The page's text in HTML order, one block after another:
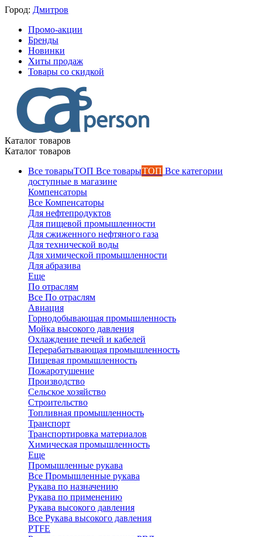
Город: Дмитров
Промо-акции
Бренды
Новинки
Хиты продаж
Товары со скидкой
Каталог товаров
Каталог товаров
Все товарыТОП Все категории
доступные в магазине
Компенсаторы
Все Компенсаторы
Для нефтепродуктов
Для пищевой промышленности
Для сжиженного нефтяного газа
Для технической воды
Для химической промышленности
Для абразива
Еще
По отраслям
Все По отраслям
Авиация
Горнодобывающая промышленность
Мойка высокого давления
Охлаждение печей и кабелей
Перерабатывающая промышленность
Пищевая промышленность
Пожаротушение
Производство
Сельское хозяйство
Строительство
Топливная промышленность
Транспорт
Транспортировка материалов
Химическая промышленность
Еще
Промышленные рукава
Все Промышленные рукава
Рукава по назначению
Рукава по применению
Рукава высокого давления
Все Рукава высокого давления
PTFE